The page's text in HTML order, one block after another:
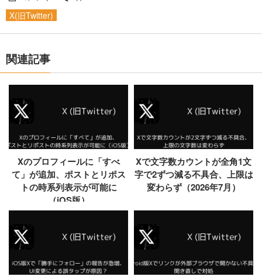
X(旧Twitter)
関連記事
Xのプロフィールに「すべ
て」が追加、ポストとリポス
トの時系列表示が可能に
（iOS版）
Xで文字数カウントが全角1文
字で2ずつ減る不具合、上限は
変わらず（2026年7月）